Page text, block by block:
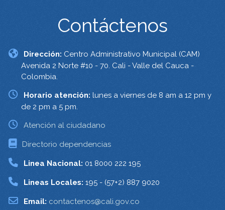
Contáctenos
Dirección: Centro Administrativo Municipal (CAM)
Avenida 2 Norte #10 - 70. Cali - Valle del Cauca -
Colombia.
Horario atención: lunes a viernes de 8 am a 12 pm y
de 2 pm a 5 pm.
Atención al ciudadano
Directorio dependencias
Linea Nacional: 01 8000 222 195
Lineas Locales: 195 - (57+2) 887 9020
Email: contactenos@cali.gov.co